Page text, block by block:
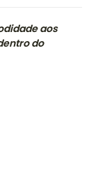
aos
do